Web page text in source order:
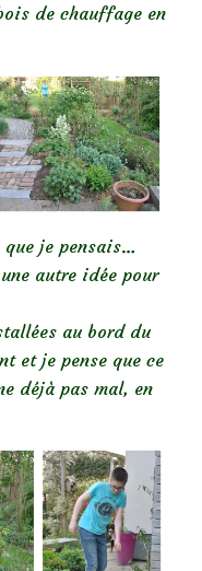
de chauffage en
que je pensais…
autre idée pour
au bord du
et je pense que ce
déjà pas mal, en